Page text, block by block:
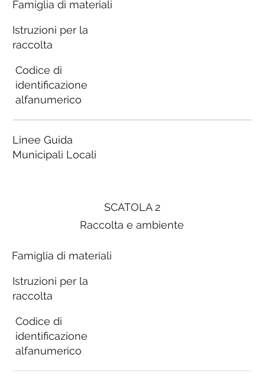
SCATOLA 2
Raccolta e ambiente
Famiglia di materiali
Istruzioni per la
raccolta
Codice di
identificazione
alfanumerico
Famiglia di materiali
Istruzioni per la
raccolta
Codice di
identificazione
alfanumerico
Linee Guida
Municipali Locali